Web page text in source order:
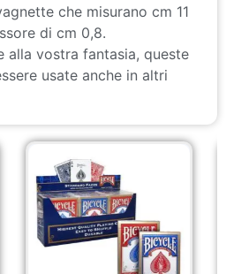
che misurano cm 11
di cm 0,8.
alla vostra fantasia, queste
usate anche in altri